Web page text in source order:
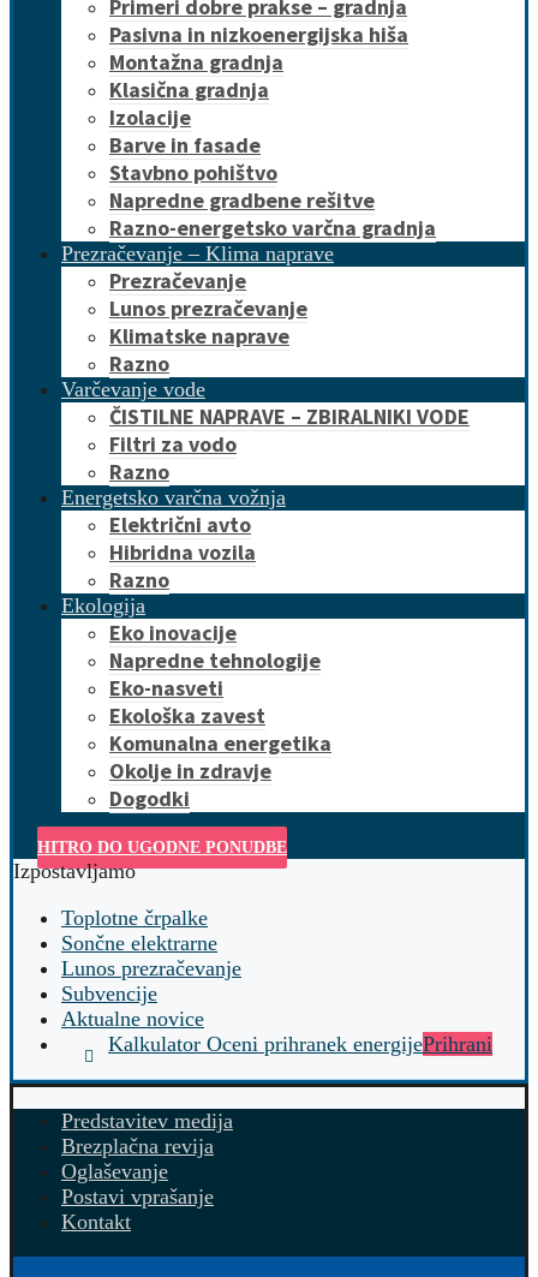
Primeri dobre prakse – gradnja
Pasivna in nizkoenergijska hiša
Montažna gradnja
Klasična gradnja
Izolacije
Barve in fasade
Stavbno pohištvo
Napredne gradbene rešitve
Razno-energetsko varčna gradnja
Prezračevanje – Klima naprave
Prezračevanje
Lunos prezračevanje
Klimatske naprave
Razno
Varčevanje vode
ČISTILNE NAPRAVE – ZBIRALNIKI VODE
Filtri za vodo
Razno
Energetsko varčna vožnja
Električni avto
Hibridna vozila
Razno
Ekologija
Eko inovacije
Napredne tehnologije
Eko-nasveti
Ekološka zavest
Komunalna energetika
Okolje in zdravje
Dogodki
HITRO DO UGODNE PONUDBE
Izpostavljamo
Toplotne črpalke
Sončne elektrarne
Lunos prezračevanje
Subvencije
Aktualne novice
Kalkulator Oceni prihranek energijePrihrani
Predstavitev medija
Brezplačna revija
Oglaševanje
Postavi vprašanje
Kontakt